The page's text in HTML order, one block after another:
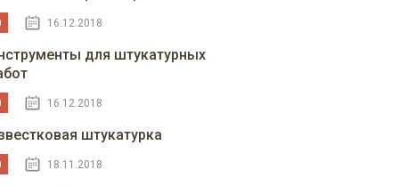
16.12.2018
для штукатурных
16.12.2018
штукатурка
18.11.2018